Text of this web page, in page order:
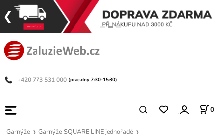
+420 773 531 000 (prac.dny 7:30-15:30)
0
Garnýže Garnýže SQUARE LINE jednořadé